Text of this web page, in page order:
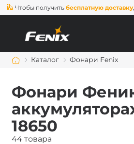
получитьбесплатную доставку, вам
Каталог Фонари Fenix
Фонари
18650
44 товара